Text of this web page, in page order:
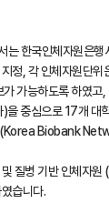
한국인체자원은행
정, 각 인체자원단위
가능하도록 하였고,
을 중심으로 17개 대
(Korea Biobank
질병 기반 인체자
습니다.